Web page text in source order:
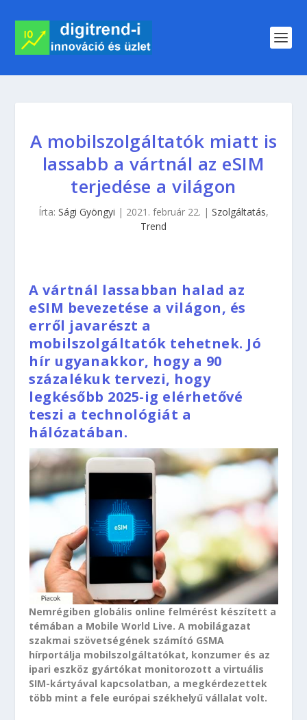
A mobilszolgáltatók miatt is
lassabb a vártnál az eSIM
terjedése a világon
Írta: Sági Gyöngyi | 2021. február 22. | Szolgáltatás,
Trend
A vártnál lassabban halad az
eSIM bevezetése a világon, és
erről javarészt a
mobilszolgáltatók tehetnek. Jó
hír ugyanakkor, hogy a 90
százalékuk tervezi, hogy
legkésőbb 2025-ig elérhetővé
teszi a technológiát a
hálózatában.
Nemrégiben globális online felmérést készített a
témában a Mobile World Live. A mobilágazat
szakmai szövetségének számító GSMA
hírportálja mobilszolgáltatókat, konzumer és az
ipari eszköz gyártókat monitorozott a virtuális
SIM-kártyával kapcsolatban, a megkérdezettek
több mint a fele európai székhelyű vállalat volt.